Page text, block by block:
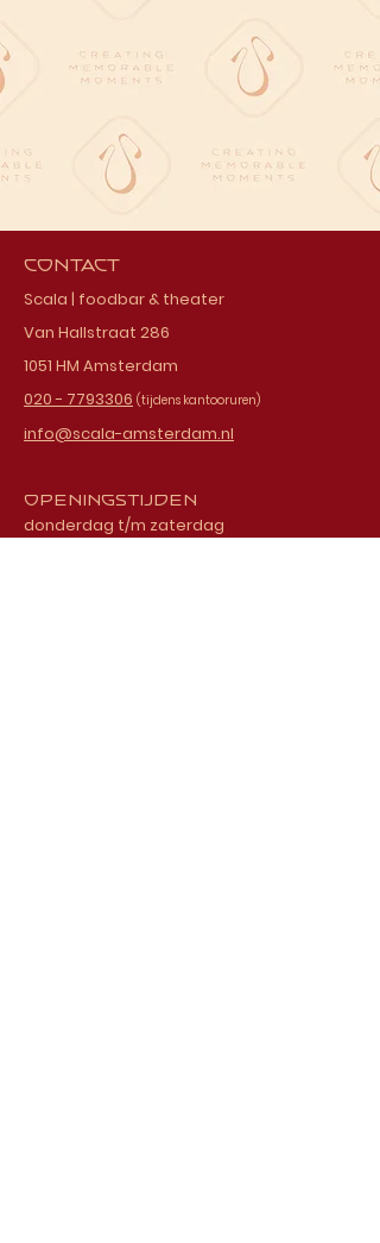
Contact
Scala | foodbar & theater
Van Hallstraat 286
1051 HM Amsterdam
020 - 7793306 (tijdens kantooruren)
info@scala-amsterdam.nl
Openingstijden
donderdag t/m zaterdag